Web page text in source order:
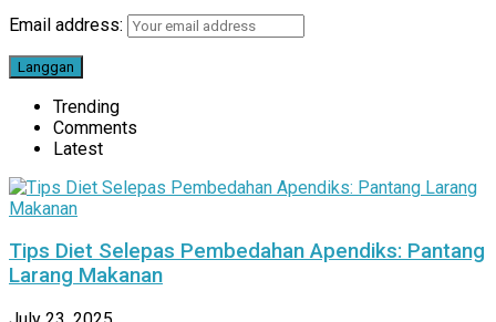
Email address:
Trending
Comments
Latest
Tips Diet Selepas Pembedahan Apendiks: Pantang
Larang Makanan